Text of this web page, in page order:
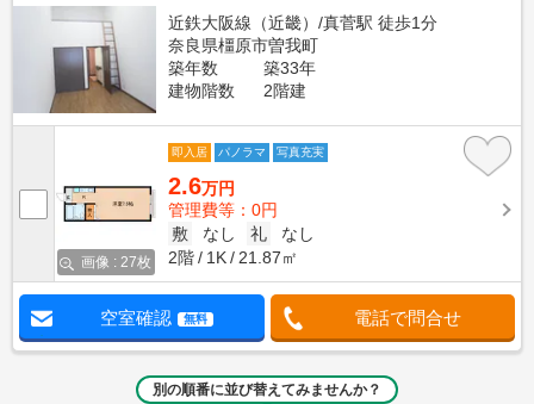
近鉄大阪線（近畿）/真菅駅 徒歩1分
奈良県橿原市曽我町
築年数
築33年
建物階数
2階建
画像 : 27枚
即入居 パノラマ 写真充実
2.6万円
管理費等：0円
敷
なし 礼
なし
2階
1K 21.87㎡
空室確認 無料 電話で問合せ
別の順番に並び替えてみませんか？